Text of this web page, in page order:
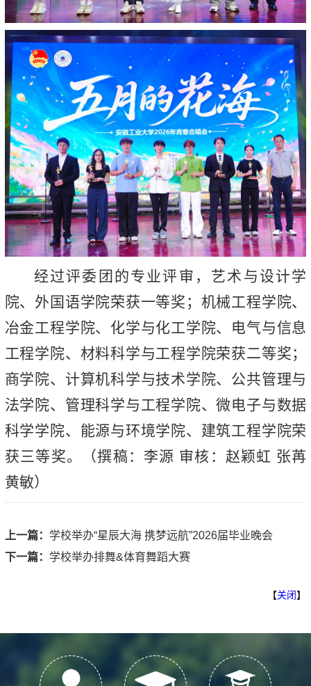
经过评委团的专业评审，艺术与设计学
院、外国语学院荣获一等奖；机械工程学院、
冶金工程学院、化学与化工学院、电气与信息
工程学院、材料科学与工程学院荣获二等奖；
商学院、计算机科学与技术学院、公共管理与
法学院、管理科学与工程学院、微电子与数据
科学学院、能源与环境学院、建筑工程学院荣
获三等奖。（撰稿：李源 审核：赵颖虹 张苒
黄敏）
上一篇： 学校举办“星辰大海 携梦远航”2026届毕业晚会
下一篇： 学校举办排舞&体育舞蹈大赛
【关闭】